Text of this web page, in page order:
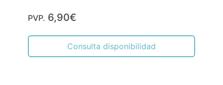
PVP. 6,90€
Consulta disponibilidad